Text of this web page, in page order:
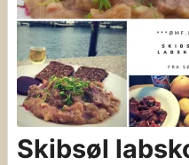
Skibsøl